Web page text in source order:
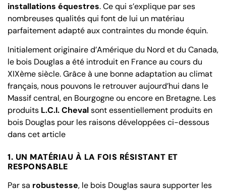
installations équestres. Ce qui s’explique par ses
nombreuses qualités qui font de lui un matériau
parfaitement adapté aux contraintes du monde équin.
Initialement originaire d’Amérique du Nord et du Canada,
le bois Douglas a été introduit en France au cours du
XIXème siècle. Grâce à une bonne adaptation au climat
français, nous pouvons le retrouver aujourd’hui dans le
Massif central, en Bourgogne ou encore en Bretagne. Les
produits L.C.I. Chevalsont essentiellement produits en
bois Douglas pour les raisons développées ci-dessous
dans cet article
1. UN MATÉRIAU À LA FOIS RÉSISTANT ET
RESPONSABLE
Par sa robustesse, le bois Douglas saura supporter les